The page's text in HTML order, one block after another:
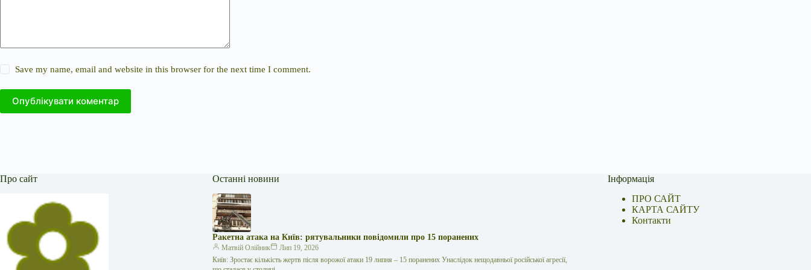
Save my name, email and website in this browser for the next time I comment.
Опублікувати коментар
Про сайт Останні новини
Ракетна атака на Київ: рятувальники повідомили про 15 поранених
Матвій Олійник
Лип 19, 2026
Київ: Зростає кількість жертв після ворожої атаки 19 липня – 15 поранених Унаслідок нещодавньої російської агресії,
Інформація
ПРО САЙТ
КАРТА САЙТУ
Контакти